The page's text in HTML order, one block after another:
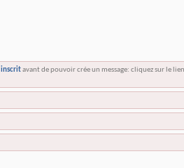
inscritavant de pouvoir crée un message: cliquez sur le